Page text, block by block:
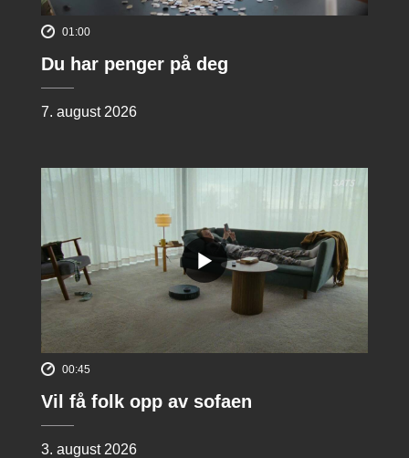
01:00
Du har penger på deg
7. august 2026
00:45
Vil få folk opp av sofaen
3. august 2026